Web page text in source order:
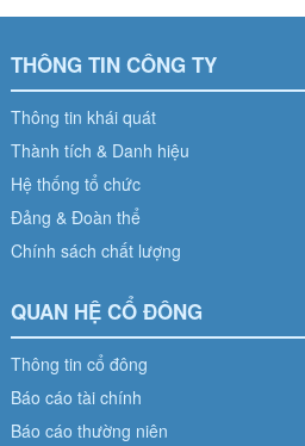
THÔNG TIN CÔNG TY
Thông tin khái quát
Thành tích & Danh hiệu
Hệ thống tổ chức
Đảng & Đoàn thể
Chính sách chất lượng
QUAN HỆ CỔ ĐÔNG
Thông tin cổ đông
Báo cáo tài chính
Báo cáo thường niên